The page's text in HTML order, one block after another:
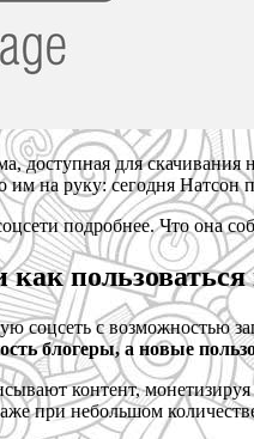
доступная для
на руку: сегодня Натсон
подробнее. Что она
как
соцсеть с возможностью
блогеры, а новые
контент,
при небольшом